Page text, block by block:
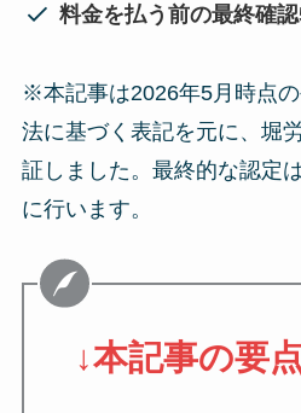
料金を払う前の最終確認
※本記事は2026年5月時点の
法に基づく表記を元に、堀
証しました。最終的な認定
に行います。
↓本記事の要